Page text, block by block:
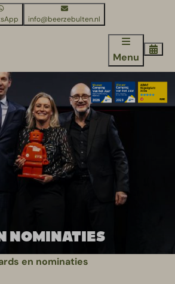
info@beerzebulten.nl
Menu
NOMINATIES
en nominaties